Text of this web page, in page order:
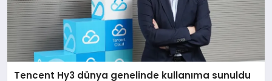
Tencent Hy3 dünya genelinde kullanıma sunuldu